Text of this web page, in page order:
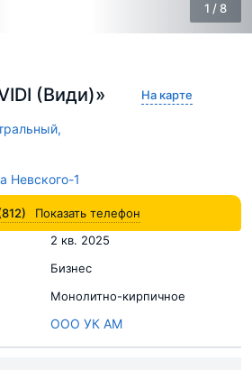
(Види)» На карте
Невского-1
1 /8
2 кв. 2025
Бизнес
Монолитно-кирпичное
ООО УК АМ
Показать телефон